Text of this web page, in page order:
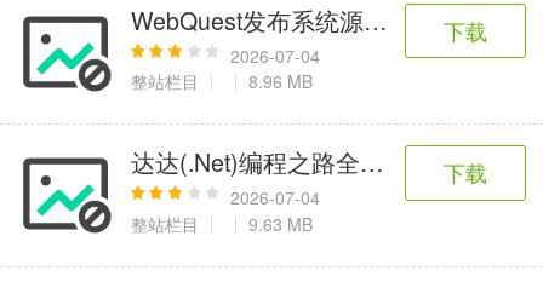
WebQuest发布系统源码及文档
2026-07-04
整站栏目
8.96 MB
下载
达达(.Net)编程之路全站程序shtml版
2026-07-04
整站栏目
9.63 MB
下载